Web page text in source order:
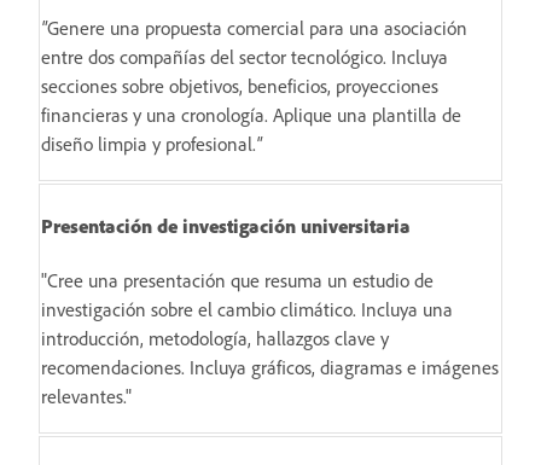
"Genere una propuesta comercial para una asociación
entre dos compañías del sector tecnológico. Incluya
secciones sobre objetivos, beneficios, proyecciones
financieras y una cronología. Aplique una plantilla de
diseño limpia y profesional."
Presentación de investigación universitaria
"Cree una presentación que resuma un estudio de
investigación sobre el cambio climático. Incluya una
introducción, metodología, hallazgos clave y
recomendaciones. Incluya gráficos, diagramas e imágenes
relevantes."